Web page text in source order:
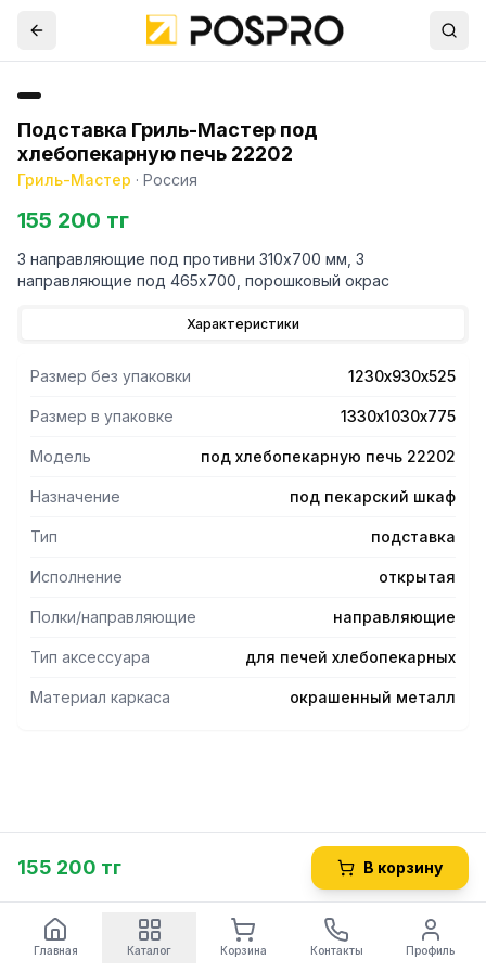
Подставка Гриль-Мастер под
хлебопекарную печь 22202
Гриль-Мастер · Россия
155 200 тг
3 направляющие под противни 310х700 мм, 3
направляющие под 465х700, порошковый окрас
Характеристики
Размер без упаковки 1230х930х525
Размер в упаковке 1330х1030х775
Модель под хлебопекарную печь 22202
Назначение под пекарский шкаф
Тип подставка
Исполнение открытая
Полки/направляющие направляющие
Тип аксессуара для печей хлебопекарных
Материал каркаса окрашенный металл
155 200 тг В корзину
Главная Каталог Корзина Контакты Профиль